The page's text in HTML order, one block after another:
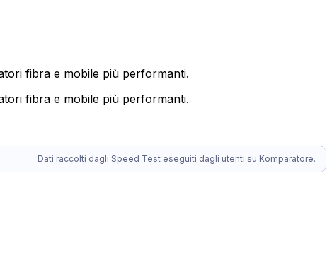
fibra e mobile più performanti.
fibra e mobile più performanti.
Dati raccolti dagli Speed Test eseguiti dagli utenti su Komparatore.